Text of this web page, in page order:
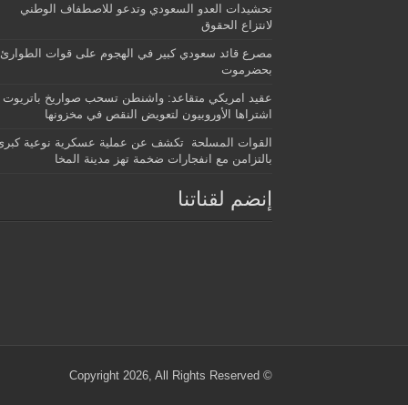
تحشيدات العدو السعودي وتدعو للاصطفاف الوطني
لانتزاع الحقوق
مصرع قائد سعودي كبير في الهجوم على قوات الطوارئ
بحضرموت
عقيد امريكي متقاعد: واشنطن تسحب صواريخ باتريوت
اشتراها الأوروبيون لتعويض النقص في مخزونها
القوات المسلحة تكشف عن عملية عسكرية نوعية
بالتزامن مع انفجارات ضخمة تهز مدينة المخا
إنضم لقناتنا
© Copyright 2026, All Rights Reserved